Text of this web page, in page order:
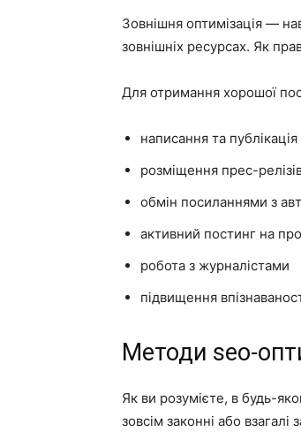
Зовнішня оптимізація —
зовнішніх ресурсах. Як
Для отримання хорошої
написання та
розміщення прес-
обмін посиланнями з
активний постинг на
робота з журналістами
підвищення
Методи seo-
Як ви розумієте, в будь-
зовсім законні або